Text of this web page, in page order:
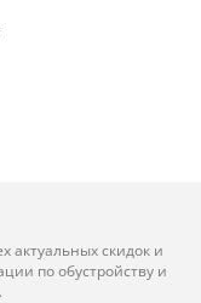
актуальных скидок и
по обустройству и